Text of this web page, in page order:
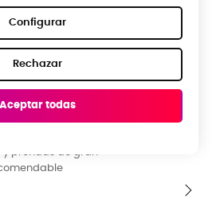
Google Reviews
3 meses
una ropa diferente y original. Buena
de tallas perfecta. Ideal para toda la
Configurar
Rechazar
Aceptar todas